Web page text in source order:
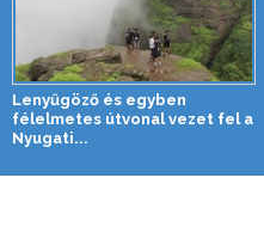
Lenyűgöző és egyben
félelmetes útvonal vezet fel a
Nyugati...